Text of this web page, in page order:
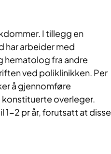
I tillegg en
har arbeider med
hematolog fra andre
ved poliklinikken. Per
å gjennomføre
overleger.
1-2 pr år, forutsatt at disse